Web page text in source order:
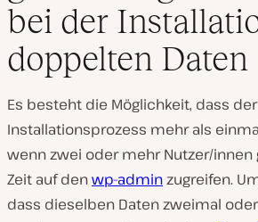
bei der
doppelten Daten
Es besteht die Möglichkeit, dass der
Installationsprozess mehr als
wenn zwei oder mehr Nutzer/innen
Zeit auf denwp-adminzugreifen.
dass dieselben Daten zweimal